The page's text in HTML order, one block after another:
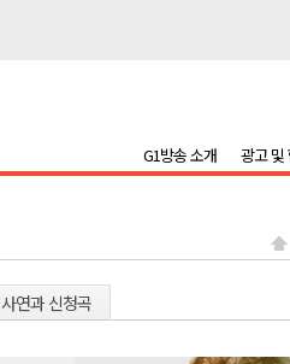
G1방송 소개 광고 및
사연과 신청곡